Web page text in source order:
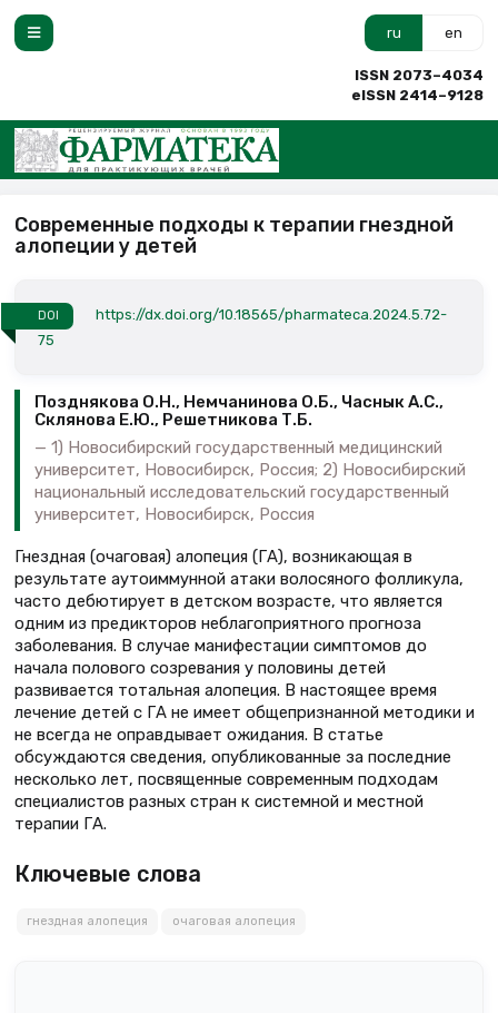
ru en
ISSN 2073–4034
eISSN 2414–9128
Современные подходы к терапии гнездной
алопеции у детей
DOI
https://dx.doi.org/10.18565/pharmateca.2024.5.72-
75
Позднякова О.Н., Немчанинова О.Б., Часнык А.С.,
Склянова Е.Ю., Решетникова Т.Б.
1) Новосибирский государственный медицинский
университет, Новосибирск, Россия; 2) Новосибирский
национальный исследовательский государственный
университет, Новосибирск, Россия
Гнездная (очаговая) алопеция (ГА), возникающая в
результате аутоиммунной атаки волосяного фолликула,
часто дебютирует в детском возрасте, что является
одним из предикторов неблагоприятного прогноза
заболевания. В случае манифестации симптомов до
начала полового созревания у половины детей
развивается тотальная алопеция. В настоящее время
лечение детей с ГА не имеет общепризнанной методики и
не всегда не оправдывает ожидания. В статье
обсуждаются сведения, опубликованные за последние
несколько лет, посвященные современным подходам
специалистов разных стран к системной и местной
терапии ГА.
Ключевые слова
гнездная алопеция очаговая алопеция